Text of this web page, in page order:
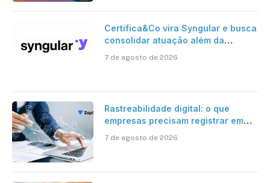
Certifica&Co vira Syngular e busca
consolidar atuação além da
7 de agosto de 2026
Rastreabilidade digital: o que
empresas precisam registrar em
7 de agosto de 2026